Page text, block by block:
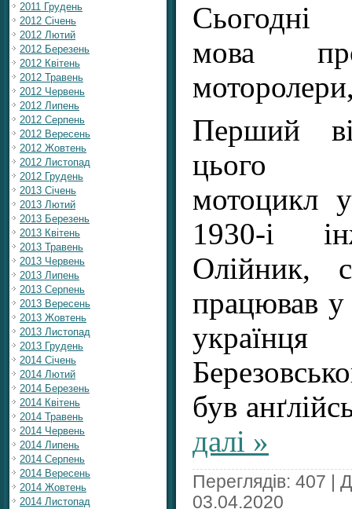
2011 Грудень
2012 Січень
2012 Лютий
2012 Березень
2012 Квітень
2012 Травень
2012 Червень
2012 Липень
2012 Серпень
2012 Вересень
2012 Жовтень
2012 Листопад
2012 Грудень
2013 Січень
2013 Лютий
2013 Березень
2013 Квітень
2013 Травень
2013 Червень
2013 Липень
2013 Серпень
2013 Вересень
2013 Жовтень
2013 Листопад
2013 Грудень
2014 Січень
2014 Лютий
2014 Березень
2014 Квітень
2014 Травень
2014 Червень
2014 Липень
2014 Серпень
2014 Вересень
2014 Жовтень
2014 Листопад
мова
Перший
цього
мотоцикл
1930-і
Олійник,
працював у
був
далі »
Переглядів: 407 |
03.04.2020